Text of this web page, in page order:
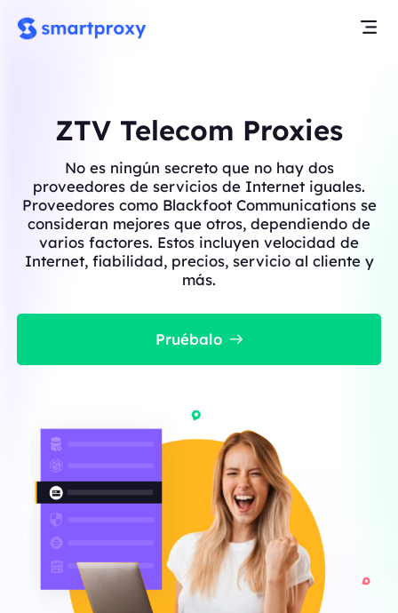
ZTV Telecom Proxies
No es ningún secreto que no hay dos
proveedores de servicios de Internet iguales.
Proveedores como Blackfoot Communications se
consideran mejores que otros, dependiendo de
varios factores. Estos incluyen velocidad de
Internet, fiabilidad, precios, servicio al cliente y
más.
Pruébalo